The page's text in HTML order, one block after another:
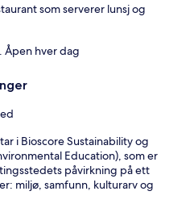
som serverer lunsj og
Åpen hver dag
i Bioscore Sustainability og
Education), som er
påvirkning på ett
miljø, samfunn, kulturarv og